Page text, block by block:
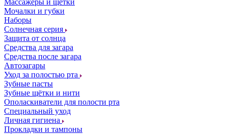
Массажёры и щётки
Мочалки и губки
Наборы
Солнечная серия
Защита от солнца
Средства для загара
Средства после загара
Автозагары
Уход за полостью рта
Зубные пасты
Зубные щётки и нити
Ополаскиватели для полости рта
Специальный уход
Личная гигиена
Прокладки и тампоны